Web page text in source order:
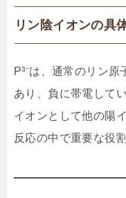
リン陰イオンの具
P³⁻は、通常のリン
あり、負に帯電して
イオンとして他の陽
反応の中で重要な役